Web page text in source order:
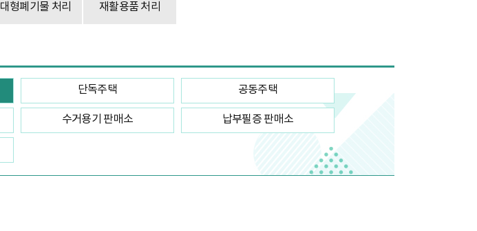
대형폐기물 처리 재활용품 처리
단독주택 공동주택
수거용기 판매소 납부필증 판매소